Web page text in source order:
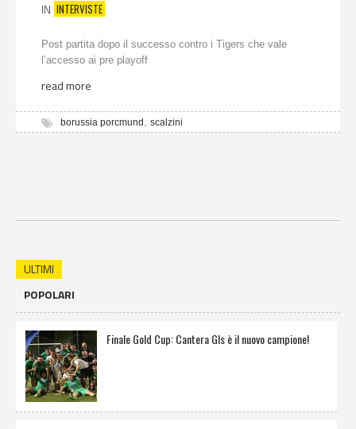
IN INTERVISTE
Post partita dopo il successo contro i Tigers che vale
l’accesso ai pre playoff
read more
borussia porcmund , scalzini
ULTIMI
POPOLARI
Finale Gold Cup: Cantera Gls è il nuovo campione!